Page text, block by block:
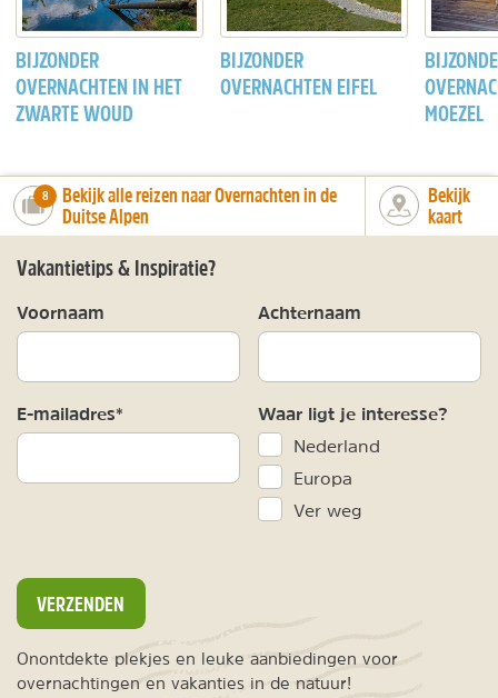
BIJZONDER
OVERNACHTEN IN HET
ZWARTE WOUD
BIJZONDER
OVERNACHTEN EIFEL
MOEZEL
number_of_trips:
8
Bekijk alle reizen naar Overnachten in de
Duitse Alpen
Bekijk
kaart
Vakantietips & Inspiratie?
Voornaam Achternaam
E-mailadres* Waar ligt je interesse?
Nederland
Europa
Ver weg
VERZENDEN
Onontdekte plekjes en leuke aanbiedingen voor
overnachtingen en vakanties in de natuur!